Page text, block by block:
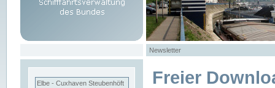
Newsletter
Elbe - Cuxhaven Steubenhöft Freier